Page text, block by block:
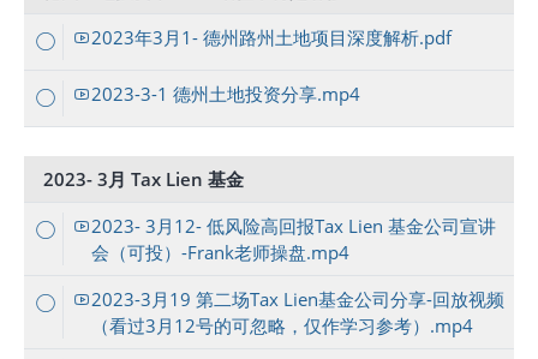
2023年3月1- 德州路州土地项目深度解析.pdf
2023-3-1 德州土地投资分享.mp4
2023- 3月 Tax Lien 基金
2023- 3月12- 低风险高回报Tax Lien 基金公司宣讲
会（可投）-Frank老师操盘.mp4
2023-3月19 第二场Tax Lien基金公司分享-回放视频
（看过3月12号的可忽略，仅作学习参考）.mp4